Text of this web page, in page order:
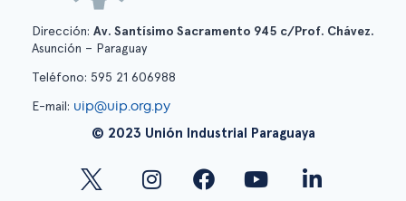
Dirección: Av. Santísimo Sacramento 945 c/Prof. Chávez.
Asunción – Paraguay
Teléfono: 595 21 606988
E-mail: uip@uip.org.py
© 2023 Unión Industrial Paraguaya